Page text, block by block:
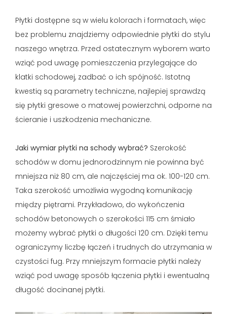
Płytki dostępne są w wielu kolorach i formatach, więc
bez problemu znajdziemy odpowiednie płytki do stylu
naszego wnętrza. Przed ostatecznym wyborem warto
wziąć pod uwagę pomieszczenia przylegające do
klatki schodowej, zadbać o ich spójność. Istotną
kwestią są parametry techniczne, najlepiej sprawdzą
się płytki gresowe o matowej powierzchni, odporne na
ścieranie i uszkodzenia mechaniczne.
Jaki wymiar płytki na schody wybrać? Szerokość
schodów w domu jednorodzinnym nie powinna być
mniejsza niż 80 cm, ale najczęściej ma ok. 100-120 cm.
Taka szerokość umożliwia wygodną komunikację
między piętrami. Przykładowo, do wykończenia
schodów betonowych o szerokości 115 cm śmiało
możemy wybrać płytki o długości 120 cm. Dzięki temu
ograniczymy liczbę łączeń i trudnych do utrzymania w
czystości fug. Przy mniejszym formacie płytki należy
wziąć pod uwagę sposób łączenia płytki i ewentualną
długość docinanej płytki.